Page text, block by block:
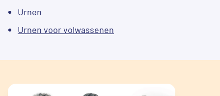
Urnen
Urnen voor volwassenen